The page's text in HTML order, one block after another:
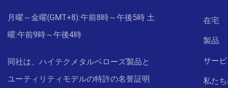
月曜～金曜(GMT+8):午前8時～午後5時 土
曜:午前9時～午後4時
同社は、ハイテクメタルベローズ製品と
ユーティリティモデルの特許の名誉証明
在宅
製品
サー
私た